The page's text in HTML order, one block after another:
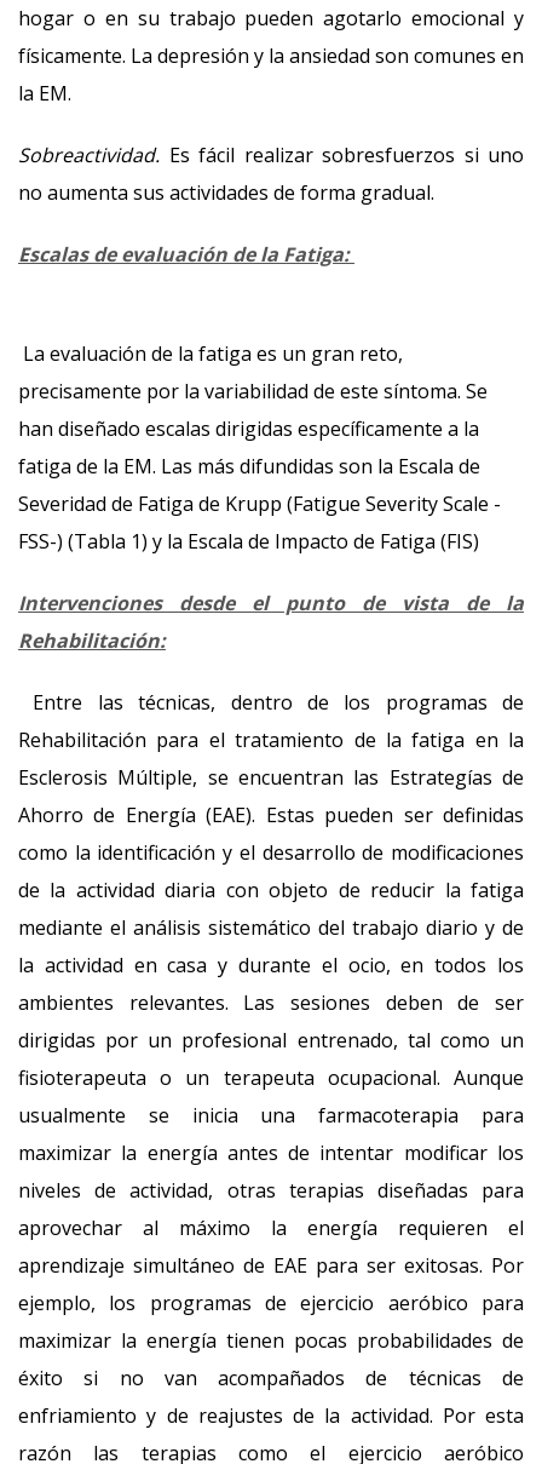
hogar o en su trabajo pueden agotarlo emocional y
físicamente. La depresión y la ansiedad son comunes en
la EM.
Sobreactividad. Es fácil realizar sobresfuerzos si uno
no aumenta sus actividades de forma gradual.
Escalas de evaluación de la Fatiga:
La evaluación de la fatiga es un gran reto,
precisamente por la variabilidad de este síntoma. Se
han diseñado escalas dirigidas específicamente a la
fatiga de la EM. Las más difundidas son la Escala de
Severidad de Fatiga de Krupp (Fatigue Severity Scale -
FSS-) (Tabla 1) y la Escala de Impacto de Fatiga (FIS)
Intervenciones desde el punto de vista de la
Rehabilitación:
Entre las técnicas, dentro de los programas de
Rehabilitación para el tratamiento de la fatiga en la
Esclerosis Múltiple, se encuentran las Estrategías de
Ahorro de Energía (EAE). Estas pueden ser definidas
como la identificación y el desarrollo de modificaciones
de la actividad diaria con objeto de reducir la fatiga
mediante el análisis sistemático del trabajo diario y de
la actividad en casa y durante el ocio, en todos los
ambientes relevantes. Las sesiones deben de ser
dirigidas por un profesional entrenado, tal como un
fisioterapeuta o un terapeuta ocupacional. Aunque
usualmente se inicia una farmacoterapia para
maximizar la energía antes de intentar modificar los
niveles de actividad, otras terapias diseñadas para
aprovechar al máximo la energía requieren el
aprendizaje simultáneo de EAE para ser exitosas. Por
ejemplo, los programas de ejercicio aeróbico para
maximizar la energía tienen pocas probabilidades de
éxito si no van acompañados de técnicas de
enfriamiento y de reajustes de la actividad. Por esta
razón las terapias como el ejercicio aeróbico